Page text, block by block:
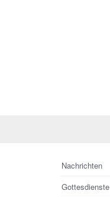
Nachrichten
Gottesdienste